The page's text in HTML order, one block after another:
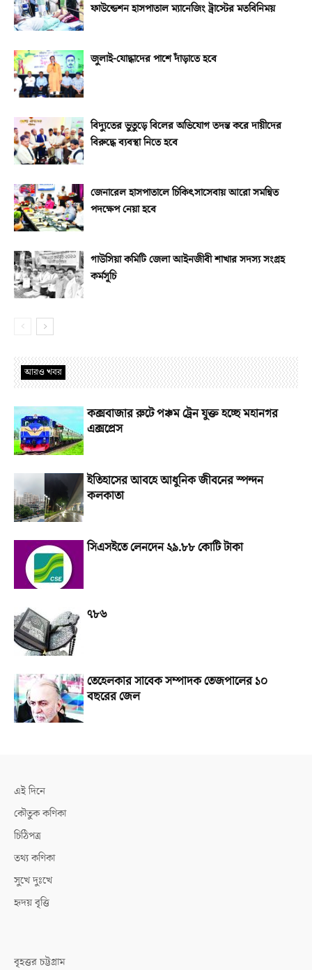
ফাউন্ডেশন হাসপাতাল ম্যানেজিং ট্রাস্টের মতবিনিময়
জুলাই-যোদ্ধাদের পাশে দাঁড়াতে হবে
বিদ্যুতের ভুতুড়ে বিলের অভিযোগ তদন্ত করে দায়ীদের
বিরুদ্ধে ব্যবস্থা নিতে হবে
জেনারেল হাসপাতালে চিকিৎসাসেবায় আরো সমন্বিত
পদক্ষেপ নেয়া হবে
গাউসিয়া কমিটি জেলা আইনজীবী শাখার সদস্য সংগ্রহ
কর্মসূচি
আরও খবর
কক্সবাজার রুটে পঞ্চম ট্রেন যুক্ত হচ্ছে মহানগর
এক্সপ্রেস
ইতিহাসের আবহে আধুনিক জীবনের স্পন্দন
কলকাতা
সিএসইতে লেনদেন ২৯.৮৮ কোটি টাকা
৭৮৬
তেহেলকার সাবেক সম্পাদক তেজপালের ১০
বছরের জেল
এই দিনে
কৌতুক কণিকা
চিঠিপত্র
তথ্য কণিকা
সুখে দুঃখে
হৃদয় বৃত্তি
বৃহত্তর চট্টগ্রাম